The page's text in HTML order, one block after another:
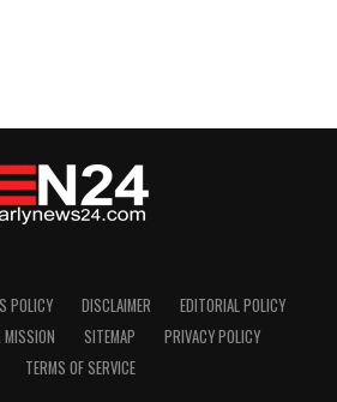
POLICY DISCLAIMER
EDITORIAL POLICY
SITEMAP
PRIVACY POLICY
TERMS OF SERVICE